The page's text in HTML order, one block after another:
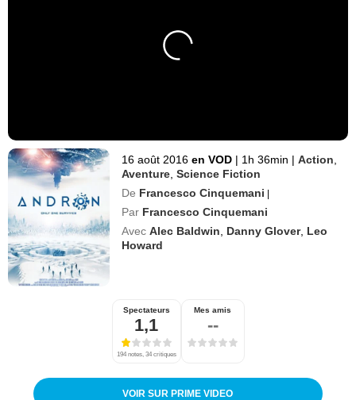
16 août 2016 en VOD | 1h 36min | Action
Aventure ,Science Fiction
De Francesco Cinquemani |
Par Francesco Cinquemani
Avec Alec Baldwin Danny Glover, Leo
Howard
Spectateurs
1,1
194 notes, 34 critiques
Mes amis
--
VOIR SUR PRIME VIDEO